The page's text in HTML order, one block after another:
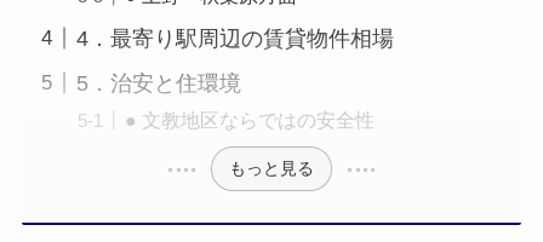
4．最寄り駅周辺の賃貸物件相場
5．治安と住環境
● 文教地区ならではの安全性
もっと見る